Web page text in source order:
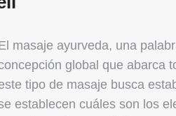
masaje ayurveda, una
global que abarca
tipo de masaje busca
establecen cuáles son los